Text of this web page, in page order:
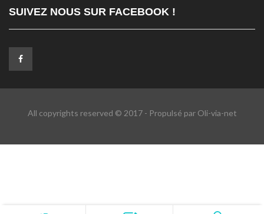
SUIVEZ NOUS SUR FACEBOOK !
All copyrights reserved © 2017 - Propulsé par Oli-via-net